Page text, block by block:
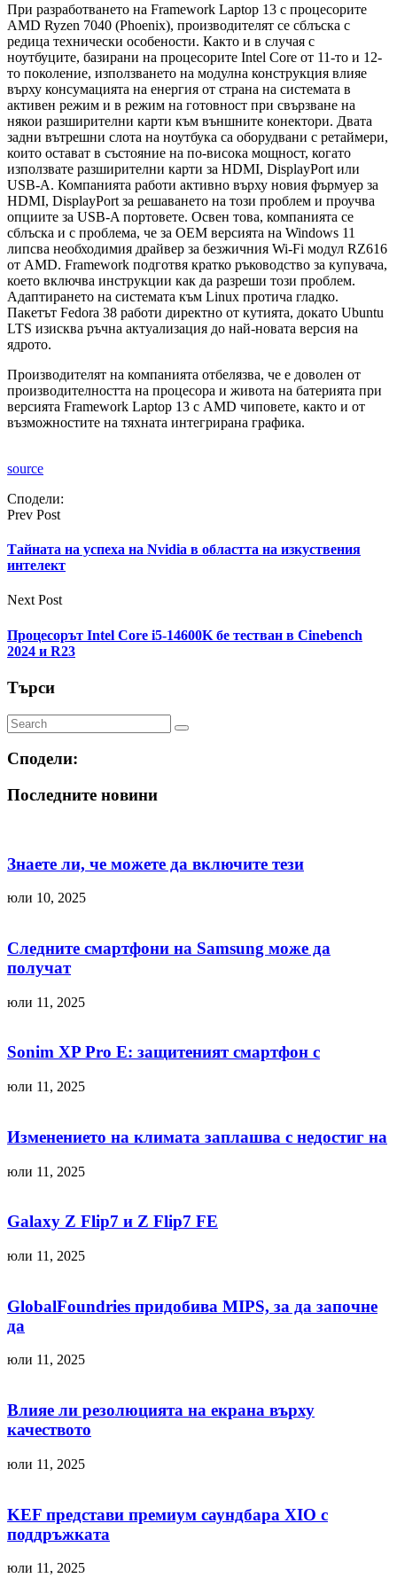
При разработването на Framework Laptop 13 с процесорите
AMD Ryzen 7040 (Phoenix), производителят се сблъска с
редица технически особености. Както и в случая с
ноутбуците, базирани на процесорите Intel Core от 11-то и 12-
то поколение, използването на модулна конструкция влияе
върху консумацията на енергия от страна на системата в
активен режим и в режим на готовност при свързване на
някои разширителни карти към външните конектори. Двата
задни вътрешни слота на ноутбука са оборудвани с ретаймери,
които остават в състояние на по-висока мощност, когато
използвате разширителни карти за HDMI, DisplayPort или
USB-A. Компанията работи активно върху новия фърмуер за
HDMI, DisplayPort за решаването на този проблем и проучва
опциите за USB-A портовете. Освен това, компанията се
сблъска и с проблема, че за OEM версията на Windows 11
липсва необходимия драйвер за безжичния Wi-Fi модул RZ616
от AMD. Framework подготвя кратко ръководство за купувача,
което включва инструкции как да разреши този проблем.
Адаптирането на системата към Linux протича гладко.
Пакетът Fedora 38 работи директно от кутията, докато Ubuntu
LTS изисква ръчна актуализация до най-новата версия на
ядрото.
Производителят на компанията отбелязва, че е доволен от
производителността на процесора и живота на батерията при
версията Framework Laptop 13 с AMD чиповете, както и от
възможностите на тяхната интегрирана графика.
source
Сподели:
Prev Post
Тайната на успеха на Nvidia в областта на изкуствения
интелект
Next Post
Процесорът Intel Core i5-14600K бе тестван в Cinebench
2024 и R23
Търси
Сподели:
Последните новини
Знаете ли, че можете да включите тези
юли 10, 2025
Следните смартфони на Samsung може да
получат
юли 11, 2025
Sonim XP Pro E: защитеният смартфон с
юли 11, 2025
Изменението на климата заплашва с недостиг на
юли 11, 2025
Galaxy Z Flip7 и Z Flip7 FE
юли 11, 2025
GlobalFoundries придобива MIPS, за да започне
да
юли 11, 2025
Влияе ли резолюцията на екрана върху
качеството
юли 11, 2025
KEF представи премиум саундбара XIO с
поддръжката
юли 11, 2025